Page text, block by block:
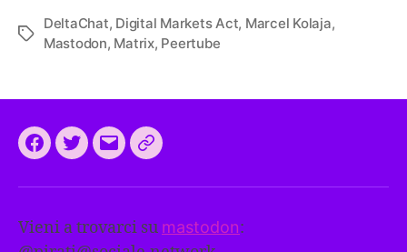
Tag
DeltaChat, Digital Markets Act, Marcel Kolaja,
Mastodon, Matrix, Peertube
Facebook
TwitterEmailCEEP
programma
Vieni a trovarci su mastodon: